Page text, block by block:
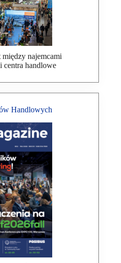
najemcami
centra handlowe
Handlowych